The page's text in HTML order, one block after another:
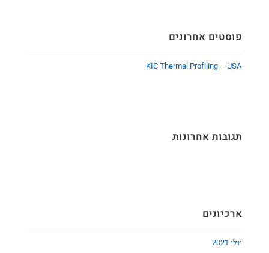
פוסטים אחרונים
KIC Thermal Profiling – USA
תגובות אחרונות
ארכיונים
יולי 2021